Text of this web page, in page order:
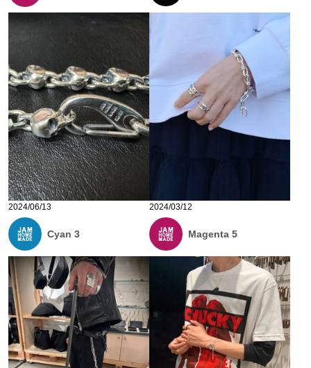
2024/06/13
Cyan 3
2024/03/12
Magenta 5